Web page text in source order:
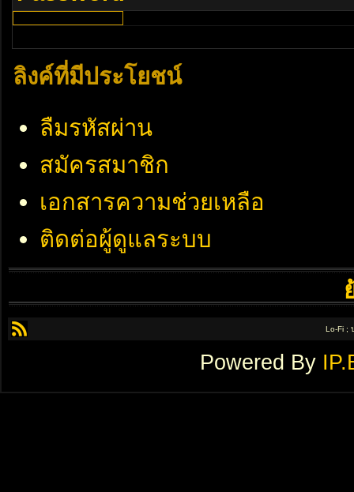
ลิงค์ที่มีประโยชน์
ลืมรหัสผ่าน
สมัครสมาชิก
เอกสารความช่วยเหลือ
ติดต่อผู้ดูแลระบบ
Lo-Fi ;
Powered By